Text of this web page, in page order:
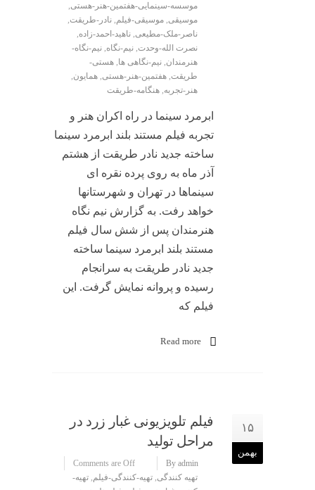
موسسه-سینمایی-هفتمین-هنر-هستی,
موسیقی, موسیقی-فیلم, نادر-طریقت,
ناصر-ملک-مطیعی, ناهید-احمد-زاده,
نصرت الله-وحدت, نیم-نگاه, نیم-نگاه-
هنرمندان, نیم-نگاهی ها, هستی-
طریقت, هفتمین-هنر-هستی, همایون,
هنر-تجربه, هنگامه-طریقت
ابرمرد سینما در راه اکران هنر و
تجربه فیلم مستند بلند ابرمرد سینما
ساخته جدید نادر طریقت از هشتم
آذر ماه به روی پرده نقره ای
سینماها در تهران و شهرستانها
خواهد رفت. به گزارش نیم نگاه
هنرمندان پس از شش سال فیلم
مستند بلند ابرمرد سینما ساخته
جدید نادر طریقت به سرانجام
رسیده و پروانه نمایش گرفت. این
فیلم که
Read more
۱۵
بهمن
فیلم تلویزیونی غبار زرد در
مراحل تولید
By admin
Comments are Off
تهیه کنندگی, تهیه-کنندگی-فیلم, تهیه-